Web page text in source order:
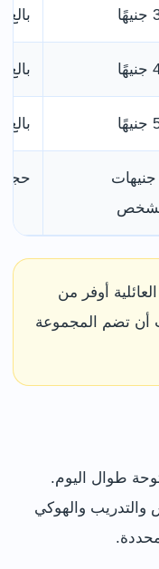
بالغ
بالغ
بالغ
8 جنيهات
حجز
أوفر من
أن تضم المجموعة
طوال اليوم.
والتدريب والهوكي